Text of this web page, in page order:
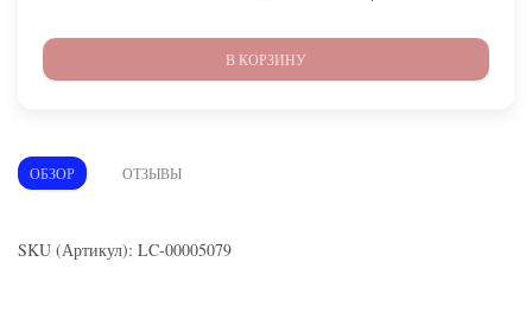
В КОРЗИНУ
ОБЗОР ОТЗЫВЫ
SKU (Артикул): LC-00005079